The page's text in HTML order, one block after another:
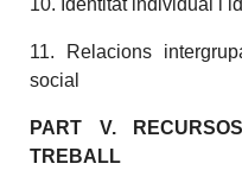
10. Identitat individual i
11. Relacions
social
PART V.
TREBALL